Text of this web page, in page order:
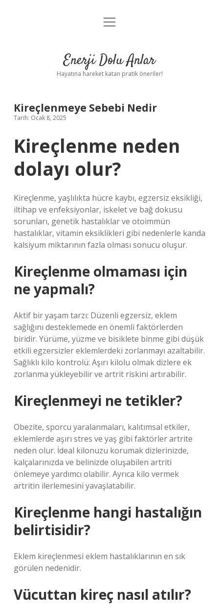
Anasayfa
Yasal Uyarı
menüyü
Enerji Dolu Anlar
Hayatına hareket katan pratik öneriler!
Kireçlenmeye Sebebi Nedir
Tarih: Ocak 8, 2025
Kireçlenme neden
dolayı olur?
Kireçlenme, yaşlılıkta hücre kaybı, egzersiz eksikliği,
iltihap ve enfeksiyonlar, iskelet ve bağ dokusu
sorunları, genetik hastalıklar ve otoimmün
hastalıklar, vitamin eksiklikleri gibi nedenlerle kanda
kalsiyum miktarının fazla olması sonucu oluşur.
Kireçlenme olmaması için
ne yapmalı?
Aktif bir yaşam tarzı: Düzenli egzersiz, eklem
sağlığını desteklemede en önemli faktörlerden
biridir. Yürüme, yüzme ve bisiklete binme gibi düşük
etkili egzersizler eklemlerdeki zorlanmayı azaltabilir.
Sağlıklı kilo kontrolü: Aşırı kilolu olmak dizlere ek
zorlanma yükleyebilir ve artrit riskini artırabilir.
Kireçlenmeyi ne tetikler?
Obezite, sporcu yaralanmaları, kalıtımsal etkiler,
eklemlerde aşırı stres ve yaş gibi faktörler artrite
neden olur. İdeal kilonuzu korumak dizlerinizde,
kalçalarınızda ve belinizde oluşabilen artriti
önlemeye yardımcı olabilir. Ayrıca kilo vermek
artritin ilerlemesini yavaşlatabilir.
Kireçlenme hangi hastalığın
belirtisidir?
Eklem kireçlenmesi eklem hastalıklarının en sık
görülen nedenidir.
Vücuttan kireç nasıl atılır?